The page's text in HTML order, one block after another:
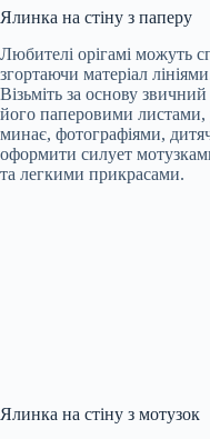
Ялинка на стіну з паперу
Любителі орігамі можуть
згортаючи матеріал
Візьміть за основу
його паперовими
минає, фотографіями,
оформити силует
та легкими прикрасами.
Ялинка на стіну з мотузок